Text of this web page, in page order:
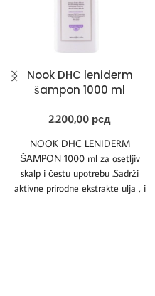
Nook DHC leniderm
šampon 1000 ml
2.200,00 рсд
NOOK DHC LENIDERM
ŠAMPON 1000 ml za osetljiv
skalp i čestu upotrebu .Sadrži
aktivne prirodne ekstrakte ulja , i